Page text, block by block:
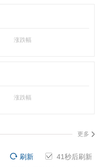
涨跌幅
涨跌幅
更多
40秒后刷新
刷新